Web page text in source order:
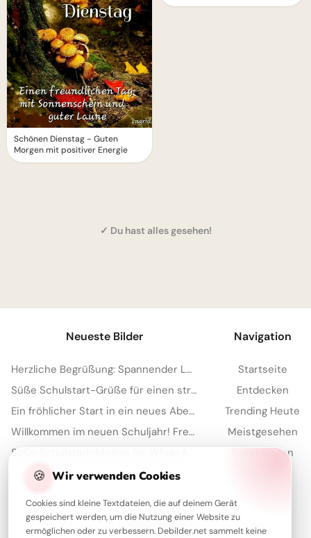
Schönen Dienstag - Guten
Morgen mit positiver Energie
✓ Du hast alles gesehen!
🍪 Wir verwenden Cookies
Cookies sind kleine Textdateien, die auf deinem Gerät
gespeichert werden, um die Nutzung einer Website zu
ermöglichen oder zu verbessern. Debilder.net sammelt keine
Neueste Bilder
Herzliche Begrüßung: Spannender Lernstart für TikTok Clips
Süße Schulstart-Grüße für einen strahlenden ersten Schultag auf TikTok
Ein fröhlicher Start in ein neues Abenteuer – Dein Schulbeginn für WhatsApp!
Willkommen im neuen Schuljahr! Freche Schulstart-Grüße für Telegram
Navigation
Startseite
Entdecken
Trending Heute
Meistgesehen
Sammlungen
Über Debilder